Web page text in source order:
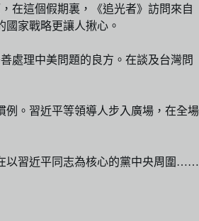
在這個假期裏，《追光者》訪問來自
家戰略更讓人揪心。
處理中美問題的良方。在談及台灣問
例。習近平等領導人步入廣場，在全場
以習近平同志為核心的黨中央周圍……